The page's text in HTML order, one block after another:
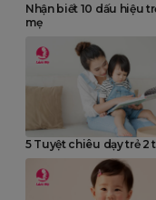
Nhận biết 10 dấu hiệu
mẹ
5 Tuyệt chiêu dạy trẻ